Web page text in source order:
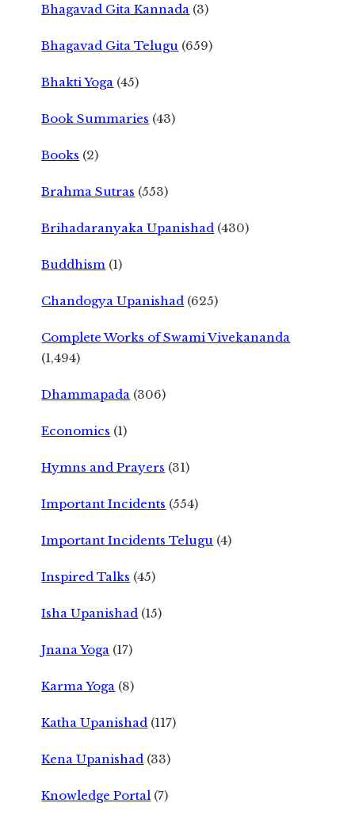
Bhagavad Gita Kannada (3)
Bhagavad Gita Telugu (659)
Bhakti Yoga (45)
Book Summaries (43)
Books (2)
Brahma Sutras (553)
Brihadaranyaka Upanishad (430)
Buddhism (1)
Chandogya Upanishad (625)
Complete Works of Swami Vivekananda
(1,494)
Dhammapada (306)
Economics (1)
Hymns and Prayers (31)
Important Incidents (554)
Important Incidents Telugu (4)
Inspired Talks (45)
Isha Upanishad (15)
Jnana Yoga (17)
Karma Yoga (8)
Katha Upanishad (117)
Kena Upanishad (33)
Knowledge Portal (7)